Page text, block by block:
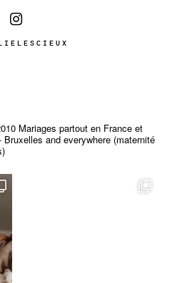
Mariages partout en France et
Bruxelles and everywhere (maternité